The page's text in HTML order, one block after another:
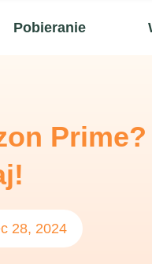
Pobieranie
28, 2024